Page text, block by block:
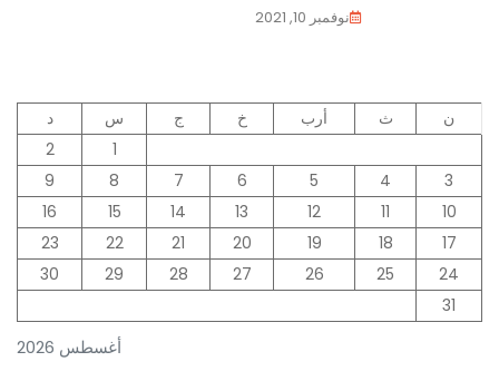
نوفمبر 10, 2021
أغسطس 2026
ن ث أرب خ ج س
د
1
2
3
4
5
6
7
8
9
10
11
12
13
14
15
16
17
18
19
20
21
22
23
24
25
26
27
28
29
30
31